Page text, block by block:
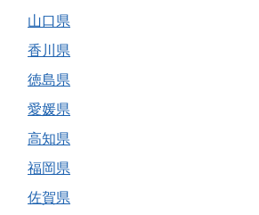
山口県
香川県
徳島県
愛媛県
高知県
福岡県
佐賀県